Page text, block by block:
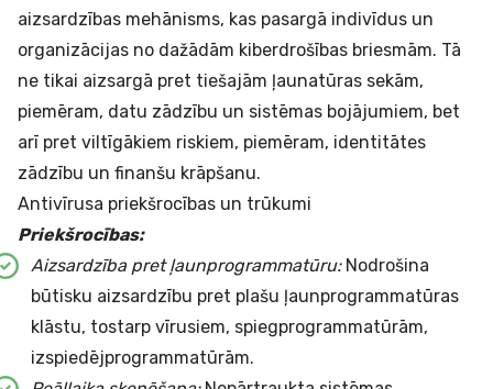
aizsardzības mehānisms, kas pasargā indivīdus un
organizācijas no dažādām kiberdrošības briesmām. Tā
ne tikai aizsargā pret tiešajām ļaunatūras sekām,
piemēram, datu zādzību un sistēmas bojājumiem, bet
arī pret viltīgākiem riskiem, piemēram, identitātes
zādzību un finanšu krāpšanu.
Antivīrusa priekšrocības un trūkumi
Priekšrocības:
Aizsardzība pret ļaunprogrammatūru:Nodrošina
būtisku aizsardzību pret plašu ļaunprogrammatūras
klāstu, tostarp vīrusiem, spiegprogrammatūrām,
izspiedējprogrammatūrām.